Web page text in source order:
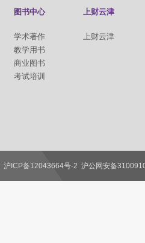
图书中心
学术著作
教学用书
商业图书
考试培训
上财云津
上财云津
沪ICP备12043664号-2 沪公网安备